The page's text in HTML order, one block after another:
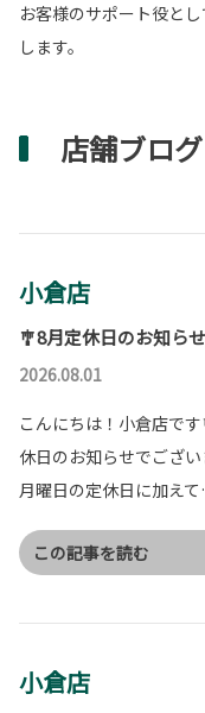
お客様のサポート役と
します。
店舗ブログ
小倉店
🎐8月定休日のお知ら
2026.08.01
こんにちは！小倉店で
休日のお知らせでござ
月曜日の定休日に加え
この記事を読む
小倉店